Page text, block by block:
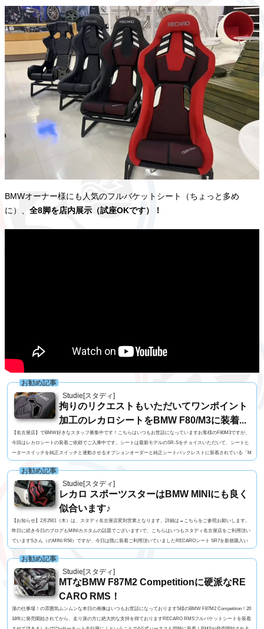
BMWオーナー様にも人気のフルバケットシート（ちょっと多め
に）、 全8脚を店内展示（試座OKです）！
Studie[スタディ]
お勧め記事
拘りのリクエストもいただいてワンポイント
加工のレカロシートをBMW F80/M3に装着...
【名古屋店】でBMW好きなスタッフ募集中です！こちらはいつもお世話になっていますお客様のF80M3ですが、
今回はレカロシートの装着ご依頼でご入庫中です。シートは最新モデルのSR-Sをチョイスいただいて、シートヒ
ータースイッチを純正スイッチと連動させるオプションオーダーと純正シートバックレストに装着されている「M
た(^^)レカロシート側は少しだけ加工、もともと発光するエンブレムですので配線ひきまして、まずは運転...
Studie[スタディ]
お勧め記事
レカロ スポーツスターはBMW MINIにも良く
似合います♪
【お知らせ】2月29日（木）は、スタディ名古屋店変則営業となります。詳細は→こちらをご参照お願いします。
昨日に続き今日のブログもMINIカスタムの話題でございます♪で、こちらはいつもスタディ名古屋店をご利用頂い
ていますSさん（のMINI R56）ですが、今日は既に装着ご利用頂いていましたRECAROシート SR7を新規購入い
レームをSportster移植し、シートヒーター/パワーリクライナーの電源配線をしてシートを固定しｈへへｎ...
Studie[スタディ]
お勧め記事
MTなBMW F87M2 Competitionに硬派なRE
CARO RMS！
漢の仕事場！の雰囲気ムンムンな本日の画像はいつもお世話になっておりますS様のBMW F87M2 Competition！20
18年に発売開始されてから、走り派の方に絶大的な支持を得ておりますRECARO RMSフルバケットシートを装着